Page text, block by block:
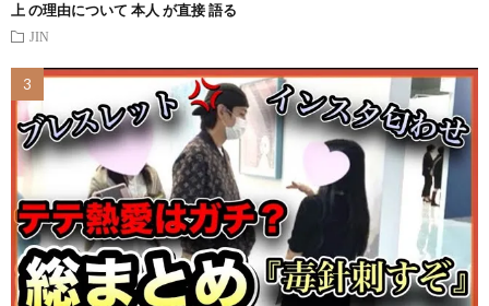
上 の理由について 本人 が直接 語る
JIN